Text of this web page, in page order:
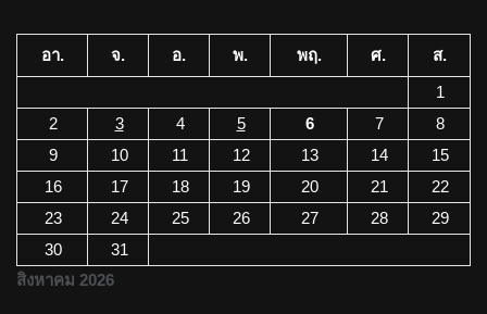
สิงหาคม 2026
อา. จ. อ. พ. พฤ. ศ.
ส.
1
2
3 4 5 6 7
8
9
10 11 12 13 14
15
16
17 18 19 20 21
22
23
24 25 26 27 28
29
30
31